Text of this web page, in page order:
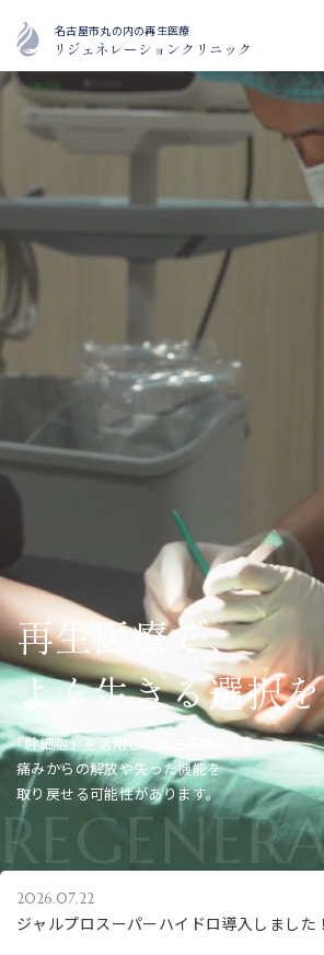
名古屋市丸の内の再生医療
リジェネレーションクリニック
再生医療で、
よく生きる選択を
「幹細胞」を活用した再生医療なら、
痛みからの解放や失った機能を
取り戻せる可能性があります。
2026.07.22
ジャルプロスーパーハイドロ導入しました